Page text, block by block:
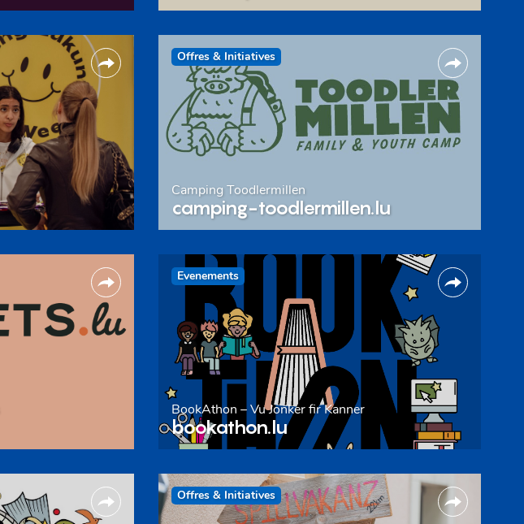
Offres & Initiatives
Camping Toodlermillen
camping-toodlermillen.lu
Evenements
BookAthon – Vu Jonker fir Kanner
bookathon.lu
Offres & Initiatives